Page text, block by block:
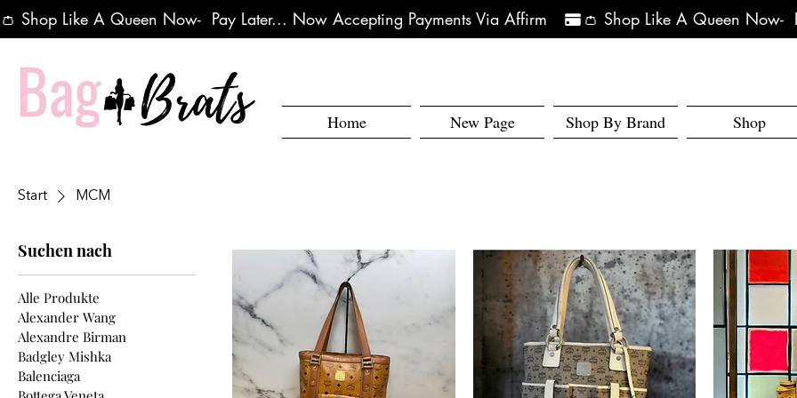
👛 Shop Like A Queen Now-  Pay Later... Now Accepting Payments Via Affirm
Home New Page Shop By Brand Shop
Start MCM
Suchen nach
Alle Produkte
Alexander Wang
Alexandre Birman
Badgley Mishka
Balenciaga